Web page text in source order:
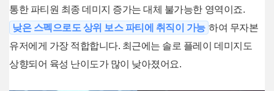
통한 파티원 최종 데미지 증가는 대체 불가능한 영역이죠.
낮은 스펙으로도 상위 보스 파티에 취직이 가능 하여 무자본
유저에게 가장 적합합니다. 최근에는 솔로 플레이 데미지도
상향되어 육성 난이도가 많이 낮아졌어요.